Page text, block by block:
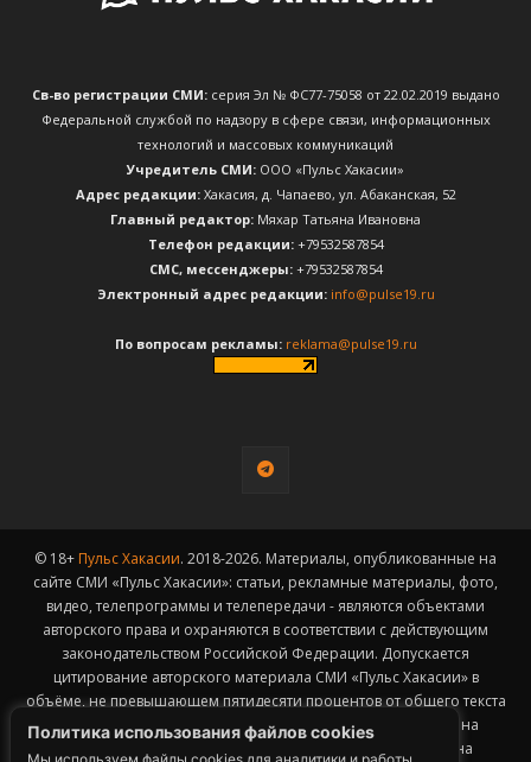
Политика использования файлов cookies
Св-во регистрации СМИ:серия Эл № ФС77-75058 от 22.02.2019 выдано
Федеральной службой по надзору в сфере связи, информационных
технологий и массовых коммуникаций
Учредитель СМИ: ООО «Пульс Хакасии»
Адрес редакции:Хакасия, д. Чапаево, ул. Абаканская, 52
Главный редактор: Мяхар Татьяна Ивановна
Телефон редакции:+79532587854
CМС, мессенджеры:+79532587854
Электронный адрес редакции: info@pulse19.ru
По вопросам рекламы: reklama@pulse19.ru
© 18+ Пульс Хакасии. 2018-2026. Материалы, опубликованные на
сайте СМИ «Пульс Хакасии»: статьи, рекламные материалы, фото,
видео, телепрограммы и телепередачи - являются объектами
авторского права и охраняются в соответствии с действующим
законодательством Российской Федерации. Допускается
цитирование авторского материала СМИ «Пульс Хакасии» в
объёме, не превышающем пятидесяти процентов от общего текста
публикации с обязательным размещением гиперссылки на
страницу заимствования материала. Гиперссылка должна